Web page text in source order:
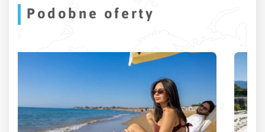
Podobne oferty